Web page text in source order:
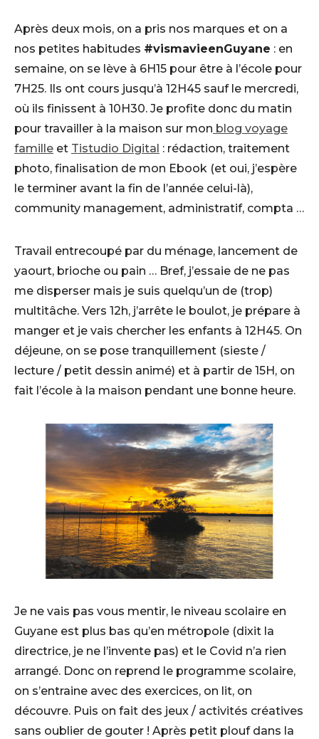
Après deux mois, on a pris nos marques et on a
nos petites habitudes #vismavieenGuyane : en
semaine, on se lève à 6H15 pour être à l’école pour
7H25. Ils ont cours jusqu’à 12H45 sauf le mercredi,
où ils finissent à 10H30. Je profite donc du matin
pour travailler à la maison sur mon blog voyage
famille et Tistudio Digital : rédaction, traitement
photo, finalisation de mon Ebook (et oui, j’espère
le terminer avant la fin de l’année celui-là),
community management, administratif, compta …
Travail entrecoupé par du ménage, lancement de
yaourt, brioche ou pain … Bref, j’essaie de ne pas
me disperser mais je suis quelqu’un de (trop)
multitâche. Vers 12h, j’arrête le boulot, je prépare à
manger et je vais chercher les enfants à 12H45. On
déjeune, on se pose tranquillement (sieste /
lecture / petit dessin animé) et à partir de 15H, on
fait l’école à la maison pendant une bonne heure.
Je ne vais pas vous mentir, le niveau scolaire en
Guyane est plus bas qu’en métropole (dixit la
directrice, je ne l’invente pas) et le Covid n’a rien
arrangé. Donc on reprend le programme scolaire,
on s’entraine avec des exercices, on lit, on
découvre. Puis on fait des jeux / activités créatives
sans oublier de gouter ! Après petit plouf dans la